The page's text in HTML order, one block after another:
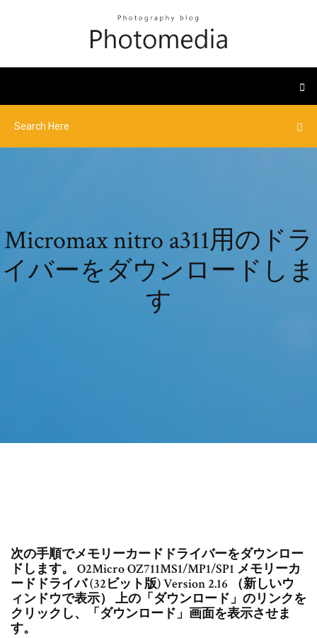
Micromax nitro a311用のドラ
イバーをダウンロードしま
す
次の手順でメモリーカードドライバーをダウンロー
ドします。 O2Micro OZ711MS1/MP1/SP1 メモリーカ
ードドライバ (32ビット版) Version 2.16 （新しいウ
ィンドウで表示） 上の「ダウンロード」のリンクを
クリックし、「ダウンロード」画面を表示させま
す。